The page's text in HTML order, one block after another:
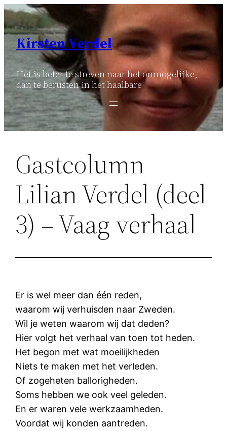
Ga
naar
inhoud
Kirsten Verdel
Het is beter te streven naar het onmogelijke,
dan te berusten in het haalbare
Gastcolumn
Lilian Verdel (deel
3) – Vaag verhaal
Er is wel meer dan één reden,
waarom wij verhuisden naar Zweden.
Wil je weten waarom wij dat deden?
Hier volgt het verhaal van toen tot heden.
Het begon met wat moeilijkheden
Niets te maken met het verleden.
Of zogeheten ballorigheden.
Soms hebben we ook veel geleden.
En er waren vele werkzaamheden.
Voordat wij konden aantreden.